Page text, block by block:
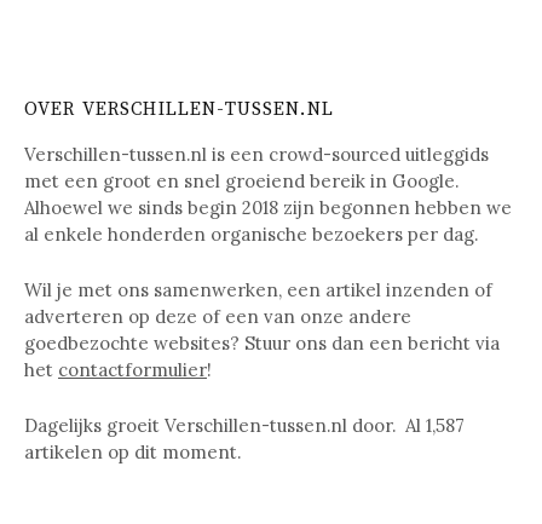
OVER VERSCHILLEN-TUSSEN.NL
Verschillen-tussen.nl is een crowd-sourced uitleggids
met een groot en snel groeiend bereik in Google.
Alhoewel we sinds begin 2018 zijn begonnen hebben we
al enkele honderden organische bezoekers per dag.
Wil je met ons samenwerken, een artikel inzenden of
adverteren op deze of een van onze andere
goedbezochte websites? Stuur ons dan een bericht via
het contactformulier!
Dagelijks groeit Verschillen-tussen.nl door. Al 1,587
artikelen op dit moment.